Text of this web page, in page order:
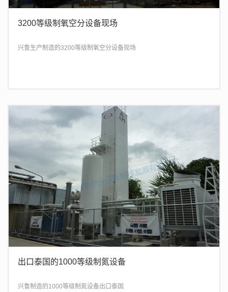
3200等级制氧空分设备现场
兴鲁生产制造的3200等级制氧空分设备现场
出口泰国的1000等级制氮设备
兴鲁制造的1000等级制氮设备出口泰国